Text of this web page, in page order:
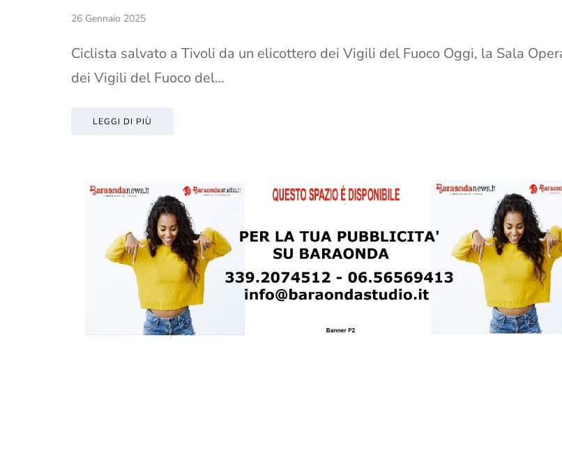
26 Gennaio 2025
Ciclista salvato a Tivoli da un elicottero dei Vigili del Fuoco Oggi, la Sala
dei Vigili del Fuoco del…
LEGGI DI PIÙ